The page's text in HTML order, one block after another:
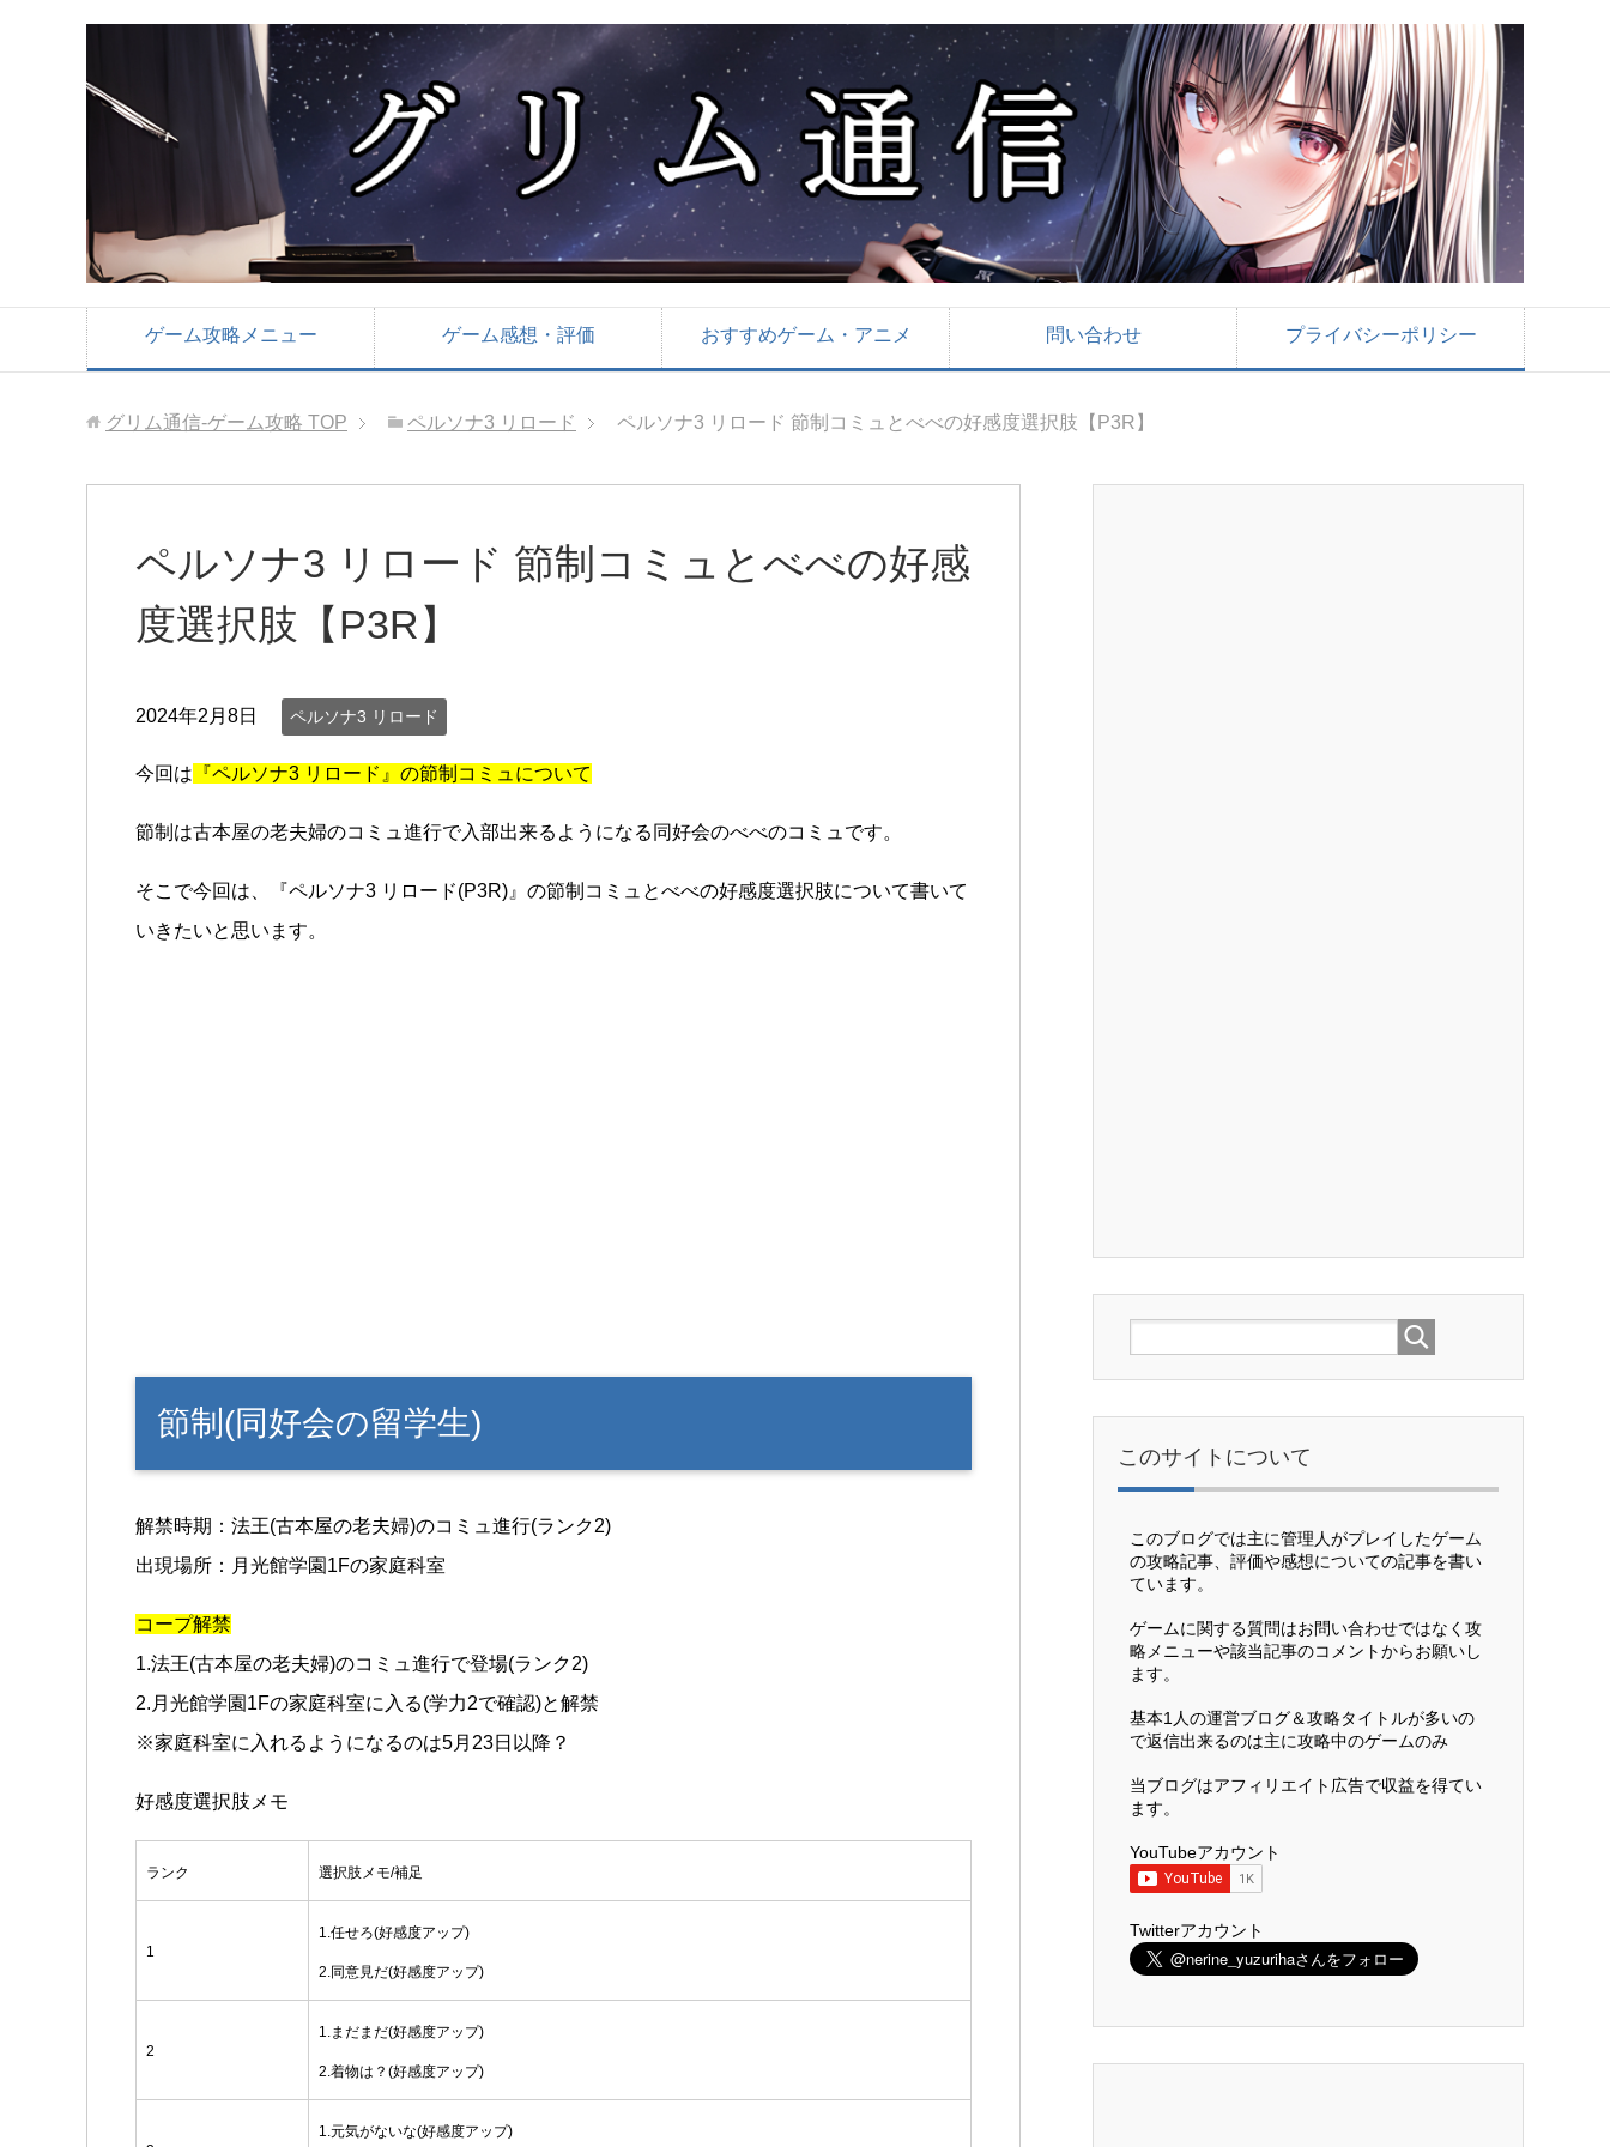
ゲーム攻略メニュー ゲーム感想・評価 おすすめゲーム・アニメ 問い合わせ プライバシーポリシー
グリム通信-ゲーム攻略 TOP ペルソナ3 リロード ペルソナ3 リロード 節制コミュとべべの好感度選択肢【P3R】
ペルソナ3 リロード 節制コミュとべべの好感
度選択肢【P3R】
2024年2月8日 ペルソナ3 リロード
今回は 『ペルソナ3 リロード』の節制コミュについて
節制は古本屋の老夫婦のコミュ進行で入部出来るようになる同好会のべべのコミュです。
そこで今回は、『ペルソナ3 リロード(P3R)』の節制コミュとべべの好感度選択肢について書いて
いきたいと思います。
節制(同好会の留学生)
解禁時期：法王(古本屋の老夫婦)のコミュ進行(ランク2)
出現場所：月光館学園1Fの家庭科室
コープ解禁
1.法王(古本屋の老夫婦)のコミュ進行で登場(ランク2)
2.月光館学園1Fの家庭科室に入る(学力2で確認)と解禁
※家庭科室に入れるようになるのは5月23日以降？
好感度選択肢メモ
ランク 選択肢メモ/補足
1
1.任せろ(好感度アップ)
2.同意見だ(好感度アップ)
2
1.まだまだ(好感度アップ)
2.着物は？(好感度アップ)
1.元気がないな(好感度アップ)
このサイトについて
このブログでは主に管理人がプレイしたゲーム
の攻略記事、評価や感想についての記事を書い
ています。
ゲームに関する質問はお問い合わせではなく攻
略メニューや該当記事のコメントからお願いし
ます。
基本1人の運営ブログ＆攻略タイトルが多いの
で返信出来るのは主に攻略中のゲームのみ
当ブログはアフィリエイト広告で収益を得てい
ます。
YouTubeアカウント
Twitterアカウント